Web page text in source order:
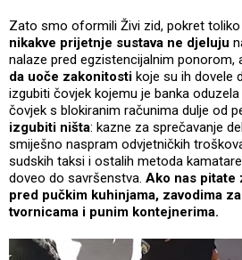
Zato smo oformili Živi zid, pokret
nikakve prijetnje sustava ne djeluju
nalaze pred egzistencijalnim ponorom,
da uoče zakonitosti koje su ih dovele
izgubiti čovjek kojemu je banka
čovjek s blokiranim računima dulje od
izgubiti ništa: kazne za sprečavanje
smiješno naspram odvjetničkih
sudskih taksi i ostalih metoda
doveo do savršenstva. Ako nas pitate
pred pučkim kuhinjama, zavodima
tvornicama i punim kontejnerima.